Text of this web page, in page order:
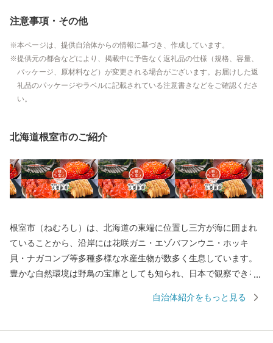
注意事項・その他
本ページは、提供自治体からの情報に基づき、作成しています。
提供元の都合などにより、掲載中に予告なく返礼品の仕様（規格、容量、
パッケージ、原材料など）が変更される場合がございます。お届けした返
礼品のパッケージやラベルに記載されている注意書きなどをご確認くださ
い。
北海道根室市のご紹介
根室市（ねむろし）は、北海道の東端に位置し三方が海に囲まれ
ていることから、沿岸には花咲ガニ・エゾバフンウニ・ホッキ
貝・ナガコンブ等多種多様な水産生物が数多く生息しています。
豊かな自然環境は野鳥の宝庫としても知られ、日本で観察できる
などには毎年全国各地から多くの方がバードウォッチングに訪れ
自治体紹介をもっと見る